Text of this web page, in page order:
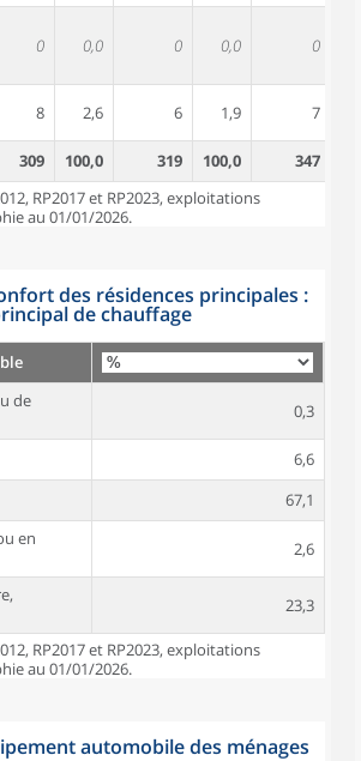
0 0,0 0 0,0 0
8 2,6 6 1,9 7
309 100,0 319 100,0 347
RP2017 et RP2023, exploitations
au 01/01/2026.
des résidences principales :
de chauffage
de
0,3
6,6
67,1
en
2,6
23,3
RP2017 et RP2023, exploitations
au 01/01/2026.
automobile des ménages